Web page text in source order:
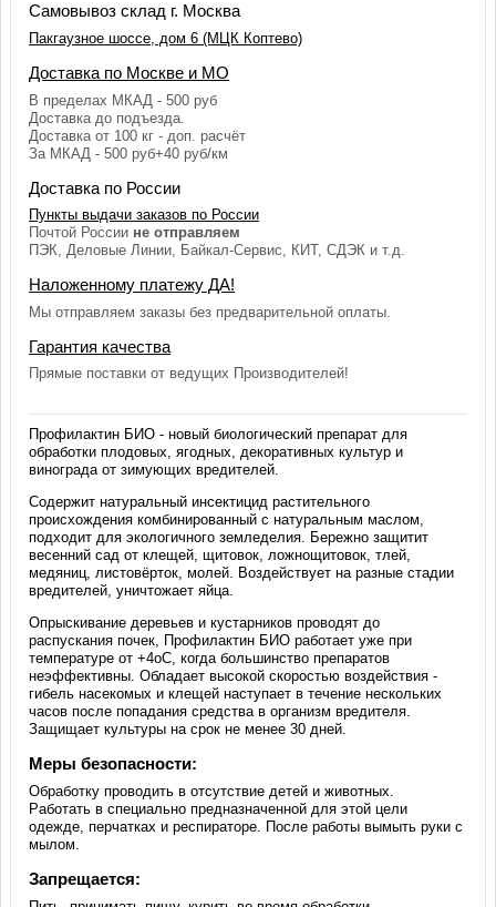
Самовывоз склад г. Москва
Пакгаузное шоссе, дом 6 (МЦК Коптево)
Доставка по Москве и МО
В пределах МКАД - 500 руб
Доставка до подъезда.
Доставка от 100 кг - доп. расчёт
За МКАД - 500 руб+40 руб/км
Доставка по России
Пункты выдачи заказов по России
Почтой России не отправляем
ПЭК, Деловые Линии, Байкал-Сервис, КИТ, СДЭК и т.д.
Наложенному платежу ДА!
Мы отправляем заказы без предварительной оплаты.
Гарантия качества
Прямые поставки от ведущих Производителей!
Профилактин БИО - новый биологический препарат для
обработки плодовых, ягодных, декоративных культур и
винограда от зимующих вредителей.
Содержит натуральный инсектицид растительного
происхождения комбинированный с натуральным маслом,
подходит для экологичного земледелия. Бережно защитит
весенний сад от клещей, щитовок, ложнощитовок, тлей,
медяниц, листовёрток, молей. Воздействует на разные стадии
вредителей, уничтожает яйца.
Опрыскивание деревьев и кустарников проводят до
распускания почек, Профилактин БИО работает уже при
температуре от +4оC, когда большинство препаратов
неэффективны. Обладает высокой скоростью воздействия -
гибель насекомых и клещей наступает в течение нескольких
часов после попадания средства в организм вредителя.
Защищает культуры на срок не менее 30 дней.
Меры безопасности:
Обработку проводить в отсутствие детей и животных.
Работать в специально предназначенной для этой цели
одежде, перчатках и респираторе. После работы вымыть руки с
мылом.
Запрещается: